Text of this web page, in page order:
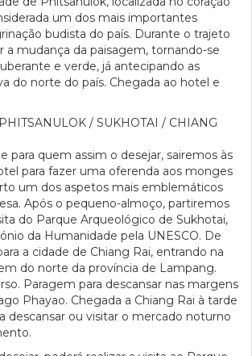
um dos mais importantes
budista do país. Durante o trajeto
a mudança da paisagem, tornando-se
e verde, já antecipando as
do norte do país. Chegada ao hotel e
/ SUKHOTAI / CHIANG
para quem assim o desejar, sairemos às
para fazer uma oferenda aos monges
um dos aspetos mais emblemáticos
Após o pequeno-almoço, partiremos
do Parque Arqueológico de Sukhotai,
da Humanidade pela UNESCO. De
a cidade de Chiang Rai, entrando na
do norte da província de Lampang.
Paragem para descansar nas margens
Phayao. Chegada a Chiang Rai à tarde
descansar ou visitar o mercado noturno